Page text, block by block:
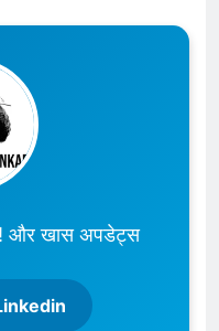
और खास अपडेट्स